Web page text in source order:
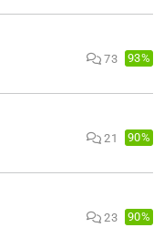
73 93%
21 90%
23 90%